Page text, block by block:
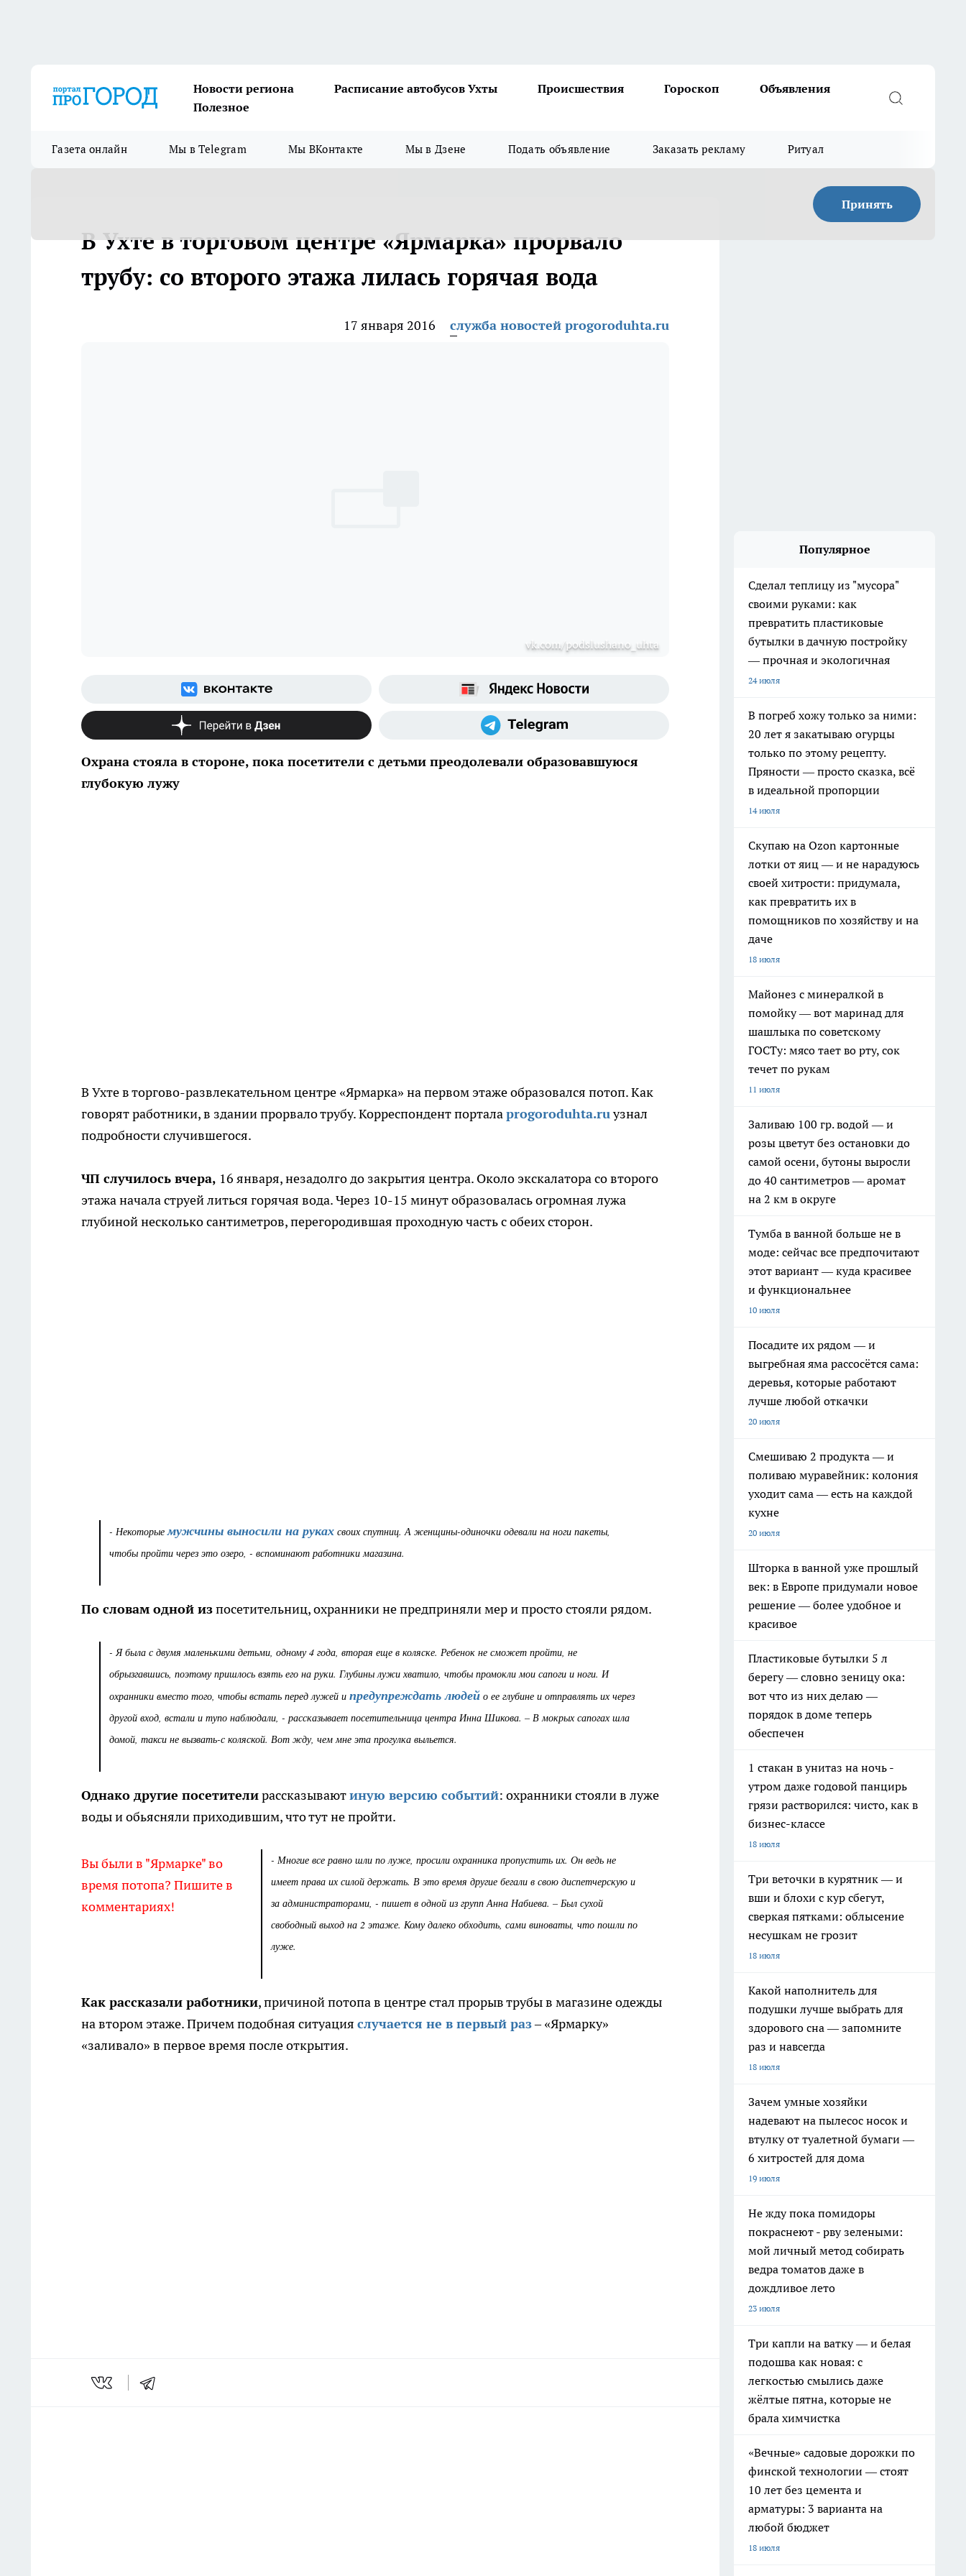
Новости региона Расписание автобусов Ухты Происшествия Гороскоп
Объявления
Полезное
Газета онлайн Мы в Telegram Мы ВКонтакте Мы в Дзене Подать объявление Заказать рекламу Ритуал
Принять
В Ухте в торговом центре «Ярмарка» прорвало
трубу: со второго этажа лилась горячая вода
17 января 2016 служба новостей progoroduhta.ru
vk.com/podslushano_uhta
Охрана стояла в стороне, пока посетители с детьми преодолевали образовавшуюся
глубокую лужу
В Ухте в торгово-развлекательном центре «Ярмарка» на первом этаже образовался потоп. Как
говорят работники, в здании прорвало трубу. Корреспондент порталаprogoroduhta.ruузнал
подробности случившегося.
ЧП случилось вчера, 16 января, незадолго до закрытия центра. Около экскалатора со второго
этажа начала струей литься горячая вода. Через 10-15 минут образовалась огромная лужа
глубиной несколько сантиметров, перегородившая проходную часть с обеих сторон.
- Некоторыемужчины выносили на руках своих спутниц. А женщины-одиночки одевали на ноги пакеты,
чтобы пройти через это озеро, - вспоминают работники магазина.
По словам одной изпосетительниц, охранники не предприняли мер и просто стояли рядом.
- Я была с двумя маленькими детьми, одному 4 года, вторая еще в коляске. Ребенок не сможет пройти, не
обрызгавшись, поэтому пришлось взять его на руки. Глубины лужи хватило, чтобы промокли мои сапоги и ноги. И
охранники вместо того, чтобы встать перед лужей и предупреждать людей о ее глубине и отправлять их через
другой вход, встали и тупо наблюдали, - рассказывает посетительница центра Инна Шикова. – В мокрых сапогах шла
домой, такси не вызвать-с коляской. Вот жду, чем мне эта прогулка выльется.
Однако другие посетителирассказываютиную версию событий: охранники стояли в луже
воды и обьясняли приходившим, что тут не пройти.
Вы были в "Ярмарке" во
время потопа? Пишите в
комментариях!
- Многие все равно шли по луже, просили охранника пропустить их. Он ведь не
имеет права их силой держать. В это время другие бегали в свою диспетчерскую и
за администраторами, - пишет в одной из групп Анна Набиева. – Был сухой
свободный выход на 2 этаже. Кому далеко обходить, сами виноваты, что пошли по
луже.
Как рассказали работники, причиной потопа в центре стал прорыв трубы в магазине одежды
на втором этаже. Причем подобная ситуация случается не в первый раз– «Ярмарку»
«заливало» в первое время после открытия.
Популярное
Сделал теплицу из "мусора"
своими руками: как
превратить пластиковые
бутылки в дачную постройку
— прочная и экологичная
24 июля
В погреб хожу только за ними:
20 лет я закатываю огурцы
только по этому рецепту.
Пряности — просто сказка, всё
в идеальной пропорции
14 июля
Скупаю на Ozon картонные
лотки от яиц — и не нарадуюсь
своей хитрости: придумала,
как превратить их в
помощников по хозяйству и на
даче
18 июля
Майонез с минералкой в
помойку — вот маринад для
шашлыка по советскому
ГОСТу: мясо тает во рту, сок
течет по рукам
11 июля
Заливаю 100 гр. водой — и
розы цветут без остановки до
самой осени, бутоны выросли
до 40 сантиметров — аромат
на 2 км в округе
Тумба в ванной больше не в
моде: сейчас все предпочитают
этот вариант — куда красивее
и функциональнее
10 июля
Посадите их рядом — и
выгребная яма рассосётся сама:
деревья, которые работают
лучше любой откачки
20 июля
Смешиваю 2 продукта — и
поливаю муравейник: колония
уходит сама — есть на каждой
кухне
20 июля
Шторка в ванной уже прошлый
век: в Европе придумали новое
решение — более удобное и
красивое
Пластиковые бутылки 5 л
берегу — словно зеницу ока:
вот что из них делаю —
порядок в доме теперь
обеспечен
1 стакан в унитаз на ночь -
утром даже годовой панцирь
грязи растворился: чисто, как в
бизнес-классе
18 июля
Три веточки в курятник — и
вши и блохи с кур сбегут,
сверкая пятками: облысение
несушкам не грозит
18 июля
Какой наполнитель для
подушки лучше выбрать для
здорового сна — запомните
раз и навсегда
18 июля
Зачем умные хозяйки
надевают на пылесос носок и
втулку от туалетной бумаги —
6 хитростей для дома
19 июля
Не жду пока помидоры
покраснеют - рву зелеными:
мой личный метод собирать
ведра томатов даже в
дождливое лето
23 июля
Три капли на ватку — и белая
подошва как новая: с
легкостью смылись даже
жёлтые пятна, которые не
брала химчистка
«Вечные» садовые дорожки по
финской технологии — стоят
10 лет без цемента и
арматуры: 3 варианта на
любой бюджет
18 июля